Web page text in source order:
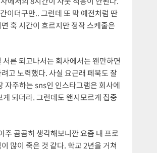
이더구만.. 그런데 또 막 예전처럼 딴
훅 시간이 흐르지만 정작 스케줄은
서른 되고나서는 회사에서는 왠만하면
고 노력했다. 사실 요근래 페북도 잘
자주하는 sns인 인스타그램은 회사에
게 되더라. 그런데도 왠지모르게 집중
주 곰곰히 생각해보니깐 요즘 내 프로
많이 죽은 것 같다. 학교 2년을 거쳐